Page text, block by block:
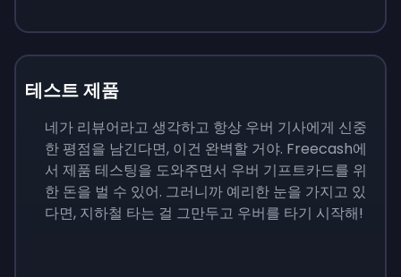
테스트 제품
네가 리뷰어라고 생각하고 항상 우버 기사에게 신중
한 평점을 남긴다면, 이건 완벽할 거야. Freecash에
서 제품 테스팅을 도와주면서 우버 기프트카드를 위
한 돈을 벌 수 있어. 그러니까 예리한 눈을 가지고 있
다면, 지하철 타는 걸 그만두고 우버를 타기 시작해!